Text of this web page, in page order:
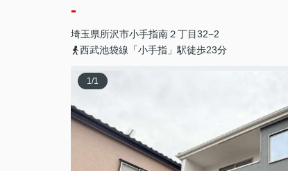
-
埼玉県所沢市小手指南２丁目32−2
西武池袋線「小手指」駅徒歩23分
1/1